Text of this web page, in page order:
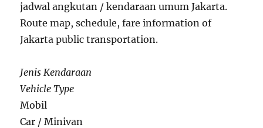
jadwal angkutan / kendaraan umum Jakarta.
Route map, schedule, fare information of
Jakarta public transportation.
Jenis Kendaraan
Vehicle Type
Mobil
Car / Minivan